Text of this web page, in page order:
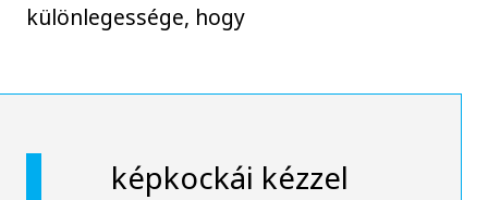
különlegessége, hogy
képkockái kézzel